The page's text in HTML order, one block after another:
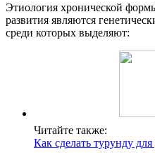
Этиология хронической
развития являются
среди которых выделяют:
Читайте также:
Как сделать турунду